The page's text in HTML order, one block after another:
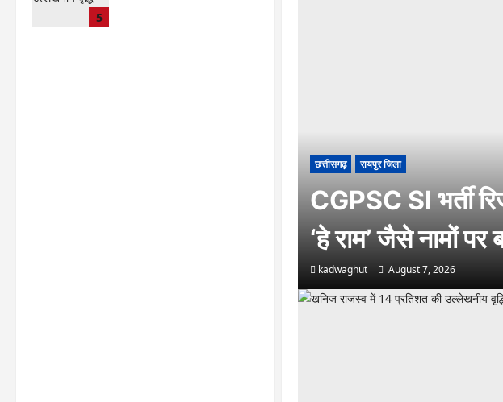
5
छत्तीसगढ़ रायपुर जिला
CGPSC SI भर्ती
‘हे राम’ जैसे नामों
kadwaghut August 7, 2026